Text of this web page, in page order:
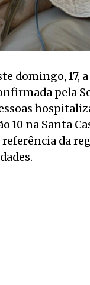
domingo, 17,
pela
10 na Santa
da